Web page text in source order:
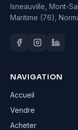
Isneauville, Mont-
Maritime (76),
NAVIGATION
Accueil
Vendre
Acheter